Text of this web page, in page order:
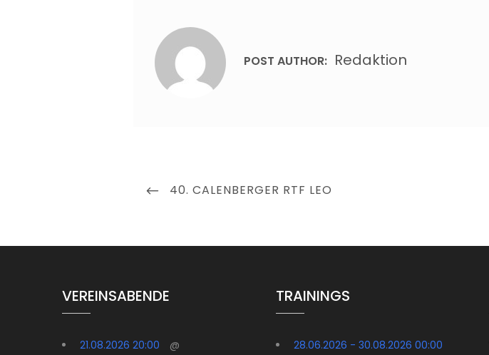
POST AUTHOR: Redaktion
Beitragsnavigation
PREVIOUS
40. CALENBERGER RTF LEO
VEREINSABENDE
21.08.2026 20:00
@
TRAININGS
28.06.2026 - 30.08.2026 00:00